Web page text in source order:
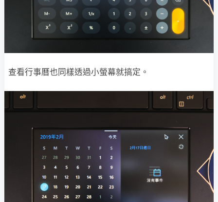
查看行事曆也同樣透過小螢幕就搞定。